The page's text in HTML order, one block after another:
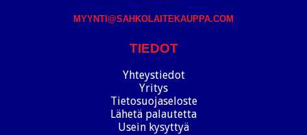
MYYNTI@SAHKOLAITEKAUPPA.COM
TIEDOT
Yhteystiedot
Yritys
Tietosuojaseloste
Lähetä palautetta
Usein kysyttyä